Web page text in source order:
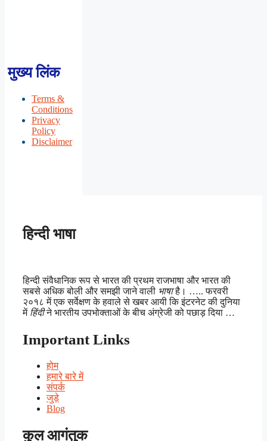
मुख्य लिंक
Terms &
Conditions
Privacy
Policy
Disclaimer
हिन्दी भाषा
हिन्दी संवैधानिक रूप से भारत की प्रथम राजभाषा और भारत की
सबसे अधिक बोली और समझी जाने वाली भाषाहै। ….. फरवरी
२०१८ में एक सर्वेक्षण के हवाले से खबर आयी कि इंटरनेट की दुनिया
में हिंदीने भारतीय उपभोक्ताओं के बीच अंग्रेजी को पछाड़ दिया …
Important Links
होम
हमारे बारे में
संपर्क
जुड़े
Blog
कुल आगंतुक